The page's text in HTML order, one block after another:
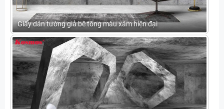
Giấy dán tường giả bê tông màu xám hiện đại